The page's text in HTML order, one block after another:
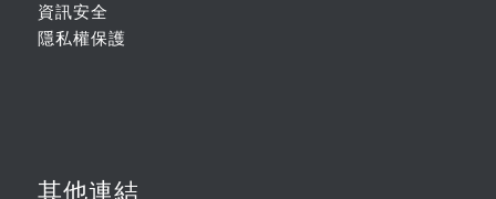
資訊安全
隱私權保護
其他連結